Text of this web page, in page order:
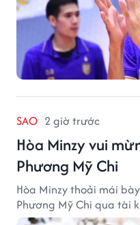
SAO 2 giờ trước
Hòa Minzy vui
Phương Mỹ Chi
Hòa Minzy thoải mái
Phương Mỹ Chi qua tài